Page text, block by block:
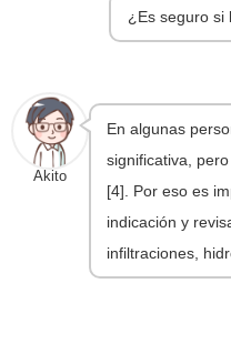
¿Es seguro si
Akito
En algunas
significativa,
[4]. Por eso es
indicación y
infiltraciones,